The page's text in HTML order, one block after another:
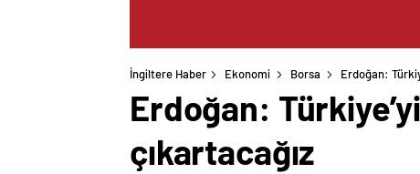
İngiltere Haber Ekonomi Borsa Erdoğan:
Erdoğan:
çıkartacağız